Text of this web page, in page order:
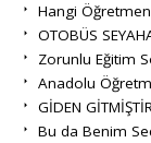
Hangi
OTOBÜS
Zorunlu Eğitim
Anadolu
GİDEN
Bu da Benim